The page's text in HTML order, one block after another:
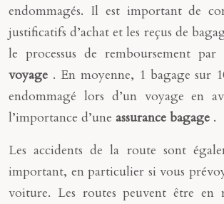
endommagés. Il est important de
justificatifs d’achat et les reçus de
le processus de remboursement par
voyage . En moyenne, 1 bagage sur
endommagé lors d’un voyage en
l’importance d’une assurance bagage .
Les accidents de la route sont
important, en particulier si vous
voiture. Les routes peuvent être en